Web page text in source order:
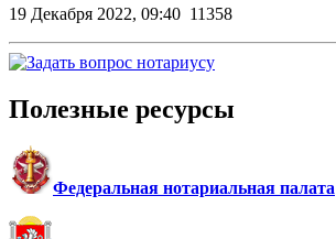
19 Декабря 2022, 09:40 11358
Полезные ресурсы
Федеральная нотариальная палата